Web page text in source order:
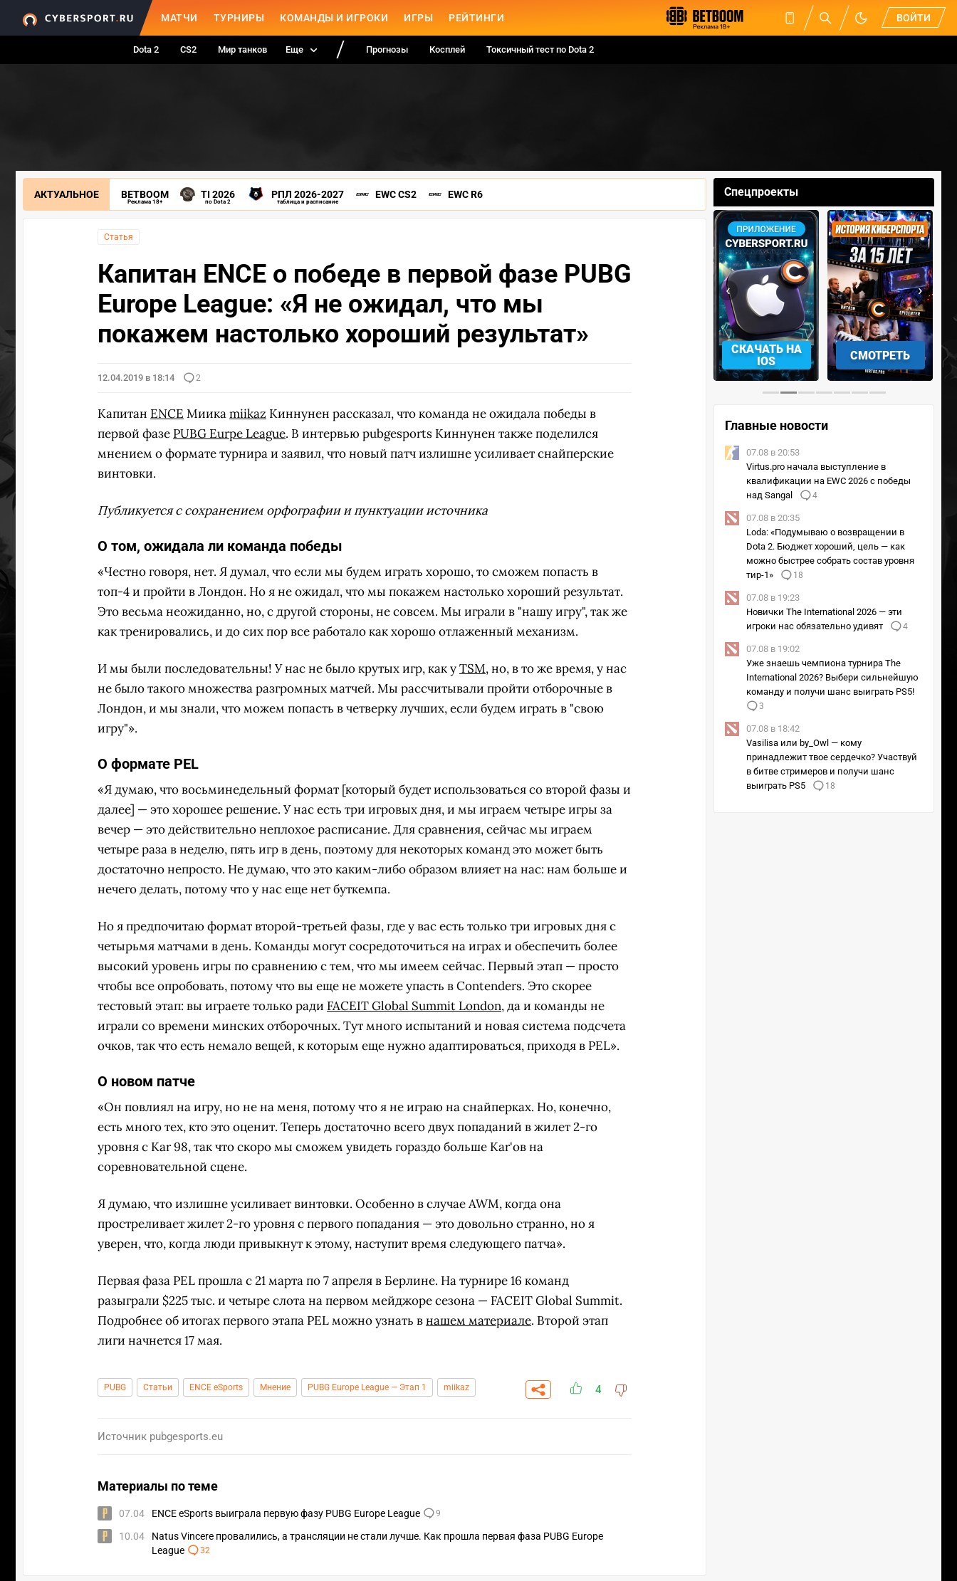
МАТЧИ ТУРНИРЫ КОМАНДЫ И ИГРОКИ ИГРЫ РЕЙТИНГИ ВОЙТИ
Dota 2 CS2 Мир танков Еще Прогнозы Косплей Токсичный тест по Dota 2
АКТУАЛЬНОЕ BETBOOM
Реклама 18+
TI 2026
по Dota 2
РПЛ 2026-2027
таблица и расписание
EWC CS2 EWC R6
Статья
Капитан ENCE о победе в первой фазе PUBG
Europe League: «Я не ожидал, что мы
покажем настолько хороший результат»
12.04.2019 в 18:14 2
Капитан ENCE Миикаmiikaz Киннунен рассказал, что команда не ожидала победы в
первой фазе PUBG Eurpe League. В интервью pubgesports Киннунен также поделился
мнением о формате турнира и заявил, что новый патч излишне усиливает снайперские
винтовки.
Публикуется с сохранением орфографии и пунктуации источника
О том, ожидала ли команда победы
«Честно говоря, нет. Я думал, что если мы будем играть хорошо, то сможем попасть в
топ-4 и пройти в Лондон. Но я не ожидал, что мы покажем настолько хороший результат.
Это весьма неожиданно, но, с другой стороны, не совсем. Мы играли в "нашу игру", так же
как тренировались, и до сих пор все работало как хорошо отлаженный механизм.
И мы были последовательны! У нас не было крутых игр, как уTSM, но, в то же время, у нас
не было такого множества разгромных матчей. Мы рассчитывали пройти отборочные в
Лондон, и мы знали, что можем попасть в четверку лучших, если будем играть в "свою
игру"».
О формате PEL
«Я думаю, что восьминедельный формат [который будет использоваться со второй фазы и
далее] — это хорошее решение. У нас есть три игровых дня, и мы играем четыре игры за
вечер — это действительно неплохое расписание. Для сравнения, сейчас мы играем
четыре раза в неделю, пять игр в день, поэтому для некоторых команд это может быть
достаточно непросто. Не думаю, что это каким-либо образом влияет на нас: нам больше и
нечего делать, потому что у нас еще нет буткемпа.
Но я предпочитаю формат второй-третьей фазы, где у вас есть только три игровых дня с
четырьмя матчами в день. Команды могут сосредоточиться на играх и обеспечить более
высокий уровень игры по сравнению с тем, что мы имеем сейчас. Первый этап — просто
чтобы все опробовать, потому что вы еще не можете упасть в Contenders. Это скорее
тестовый этап: вы играете только ради FACEIT Global Summit London, да и команды не
играли со времени минских отборочных. Тут много испытаний и новая система подсчета
очков, так что есть немало вещей, к которым еще нужно адаптироваться, приходя в PEL».
О новом патче
«Он повлиял на игру, но не на меня, потому что я не играю на снайперках. Но, конечно,
есть много тех, кто это оценит. Теперь достаточно всего двух попаданий в жилет 2-го
уровня с Kar 98, так что скоро мы сможем увидеть гораздо больше Kar'ов на
соревновательной сцене.
Я думаю, что излишне усиливает винтовки. Особенно в случае AWM, когда она
простреливает жилет 2-го уровня с первого попадания — это довольно странно, но я
уверен, что, когда люди привыкнут к этому, наступит время следующего патча».
Первая фаза PEL прошла с 21 марта по 7 апреля в Берлине. На турнире 16 команд
разыграли $225 тыс. и четыре слота на первом мейджоре сезона — FACEIT Global Summit.
Подробнее об итогах первого этапа PEL можно узнать внашем материале. Второй этап
лиги начнется 17 мая.
PUBG Статьи ENCE eSports Мнение PUBG Europe League — Этап 1 miikaz 4
Источник pubgesports.eu
Материалы по теме
07.04 ENCE eSports выиграла первую фазу PUBG Europe League 9
10.04
Natus Vincere провалились, а трансляции не стали лучше. Как прошла первая фаза PUBG Europe
League
32
Спецпроекты
СКАЧАТЬ НА
СМОТРЕТЬ УЧАСТВОВАТЬ
‹ ›
Главные новости
07.08 в 20:53
Virtus.pro начала выступление в
квалификации на EWC 2026 с победы
над Sangal
4
07.08 в 20:35
Loda: «Подумываю о возвращении в
Dota 2. Бюджет хороший, цель — как
можно быстрее собрать состав уровня
тир-1»
18
07.08 в 19:23
Новички The International 2026 — эти
игроки нас обязательно удивят
4
07.08 в 19:02
Уже знаешь чемпиона турнира The
International 2026? Выбери сильнейшую
команду и получи шанс выиграть PS5!
3
07.08 в 18:42
Vasilisa или by_Owl — кому
принадлежит твое сердечко? Участвуй
в битве стримеров и получи шанс
выиграть PS5
18